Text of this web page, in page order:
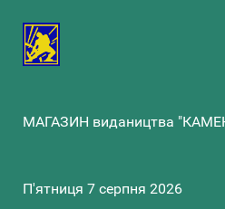
МАГАЗИН видаництва
П'ятниця 7 серпня 2026